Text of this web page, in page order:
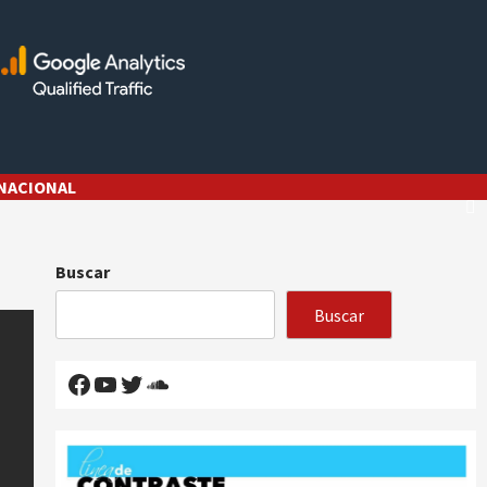
Buscar
Buscar
Facebook
YouTube
Twitter
SoundCloud